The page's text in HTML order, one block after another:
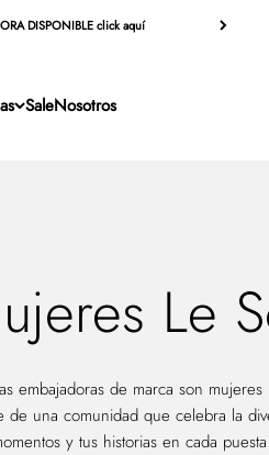
DISPONIBLE click aquí
SaleNosotros
Le
de marca son
una comunidad que celebra la
y tus historias en cada